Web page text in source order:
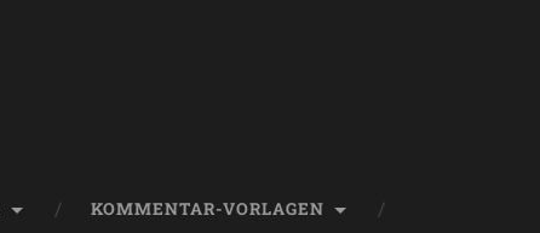
KOMMENTAR-VORLAGEN